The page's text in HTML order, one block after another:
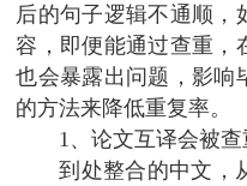
后的句子逻辑不通顺，
容，即便能通过查重，
也会暴露出问题，影响
的方法来降低重复率。
1、论文互译会被查
到处整合的中文，